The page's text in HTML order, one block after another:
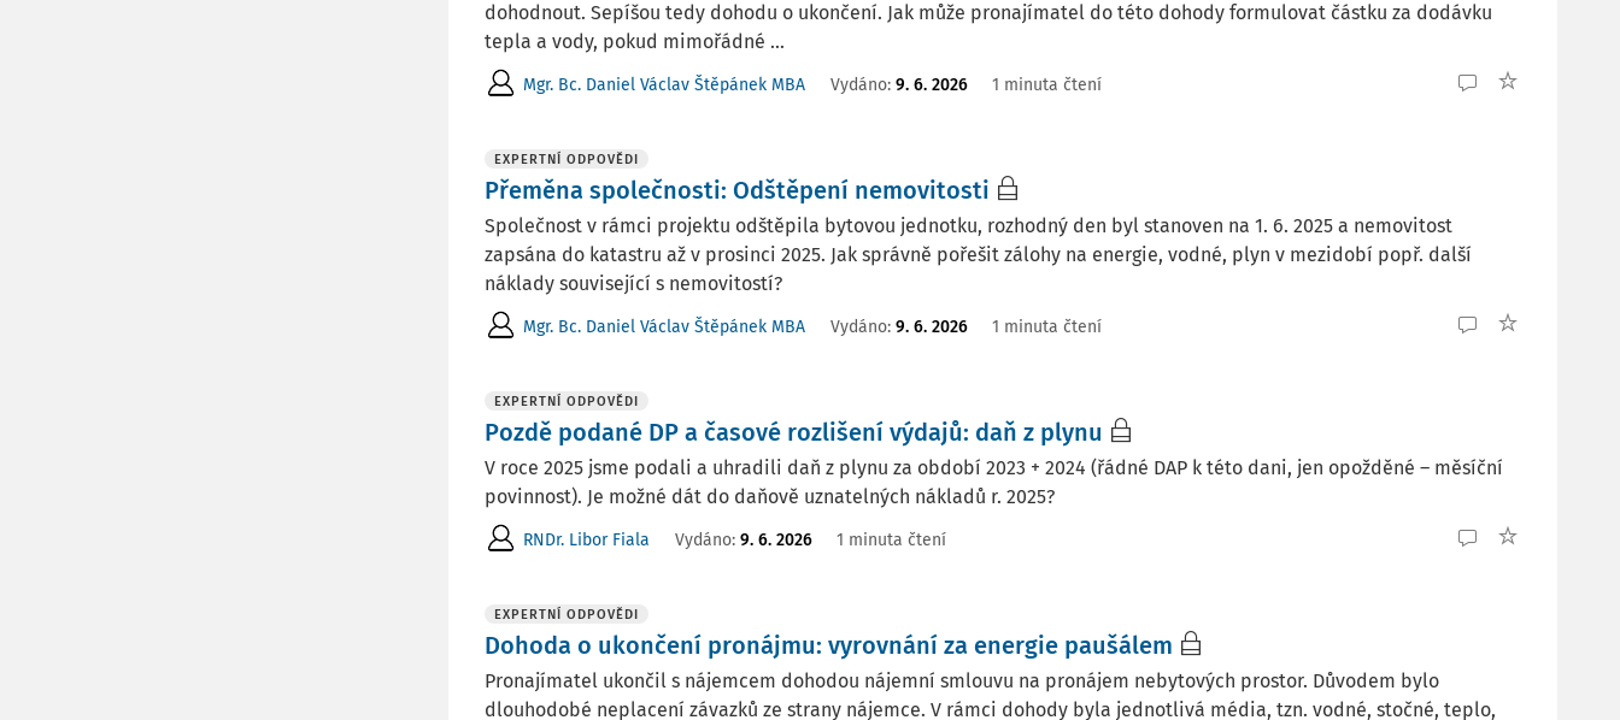
dohodnout. Sepíšou tedy dohodu o ukončení. Jak může pronajímatel do této dohody formulovat částku za dodávku
tepla a vody, pokud mimořádné ...
Mgr. Bc. Daniel Václav Štěpánek MBA Vydáno: 9. 6. 2026 1 minuta čtení
EXPERTNÍ ODPOVĚDI
Přeměna společnosti: Odštěpení nemovitosti
Společnost v rámci projektu odštěpila bytovou jednotku, rozhodný den byl stanoven na 1. 6. 2025 a nemovitost
zapsána do katastru až v prosinci 2025. Jak správně pořešit zálohy na energie, vodné, plyn v mezidobí popř. další
náklady související s nemovitostí?
Mgr. Bc. Daniel Václav Štěpánek MBA Vydáno: 9. 6. 2026 1 minuta čtení
EXPERTNÍ ODPOVĚDI
Pozdě podané DP a časové rozlišení výdajů: daň z plynu
V roce 2025 jsme podali a uhradili daň z plynu za období 2023 + 2024 (řádné DAP k této dani, jen opožděné – měsíční
povinnost). Je možné dát do daňově uznatelných nákladů r. 2025?
RNDr. Libor Fiala Vydáno: 9. 6. 2026 1 minuta čtení
EXPERTNÍ ODPOVĚDI
Dohoda o ukončení pronájmu: vyrovnání za energie paušálem
Pronajímatel ukončil s nájemcem dohodou nájemní smlouvu na pronájem nebytových prostor. Důvodem bylo
dlouhodobé neplacení závazků ze strany nájemce. V rámci dohody byla jednotlivá média, tzn. vodné, stočné, teplo,